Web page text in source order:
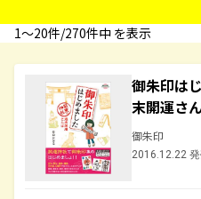
1〜20件/270件中 を表示
御朱印は
末開運さ
御朱印
2016.12.22